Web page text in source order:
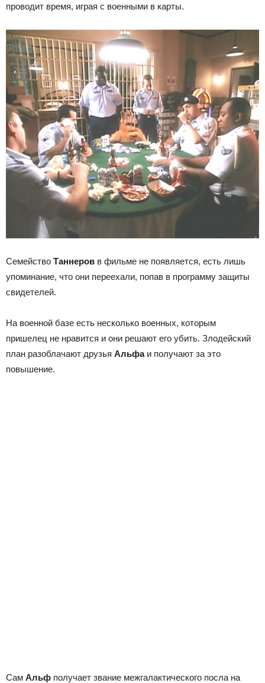
проводит время, играя с военными в карты.
Семейство Таннеров в фильме не появляется, есть лишь
упоминание, что они переехали, попав в программу защиты
свидетелей.
На военной базе есть несколько военных, которым
пришелец не нравится и они решают его убить. Злодейский
план разоблачают друзья Альфаи получают за это
повышение.
Сам Альф получает звание межгалактического посла на